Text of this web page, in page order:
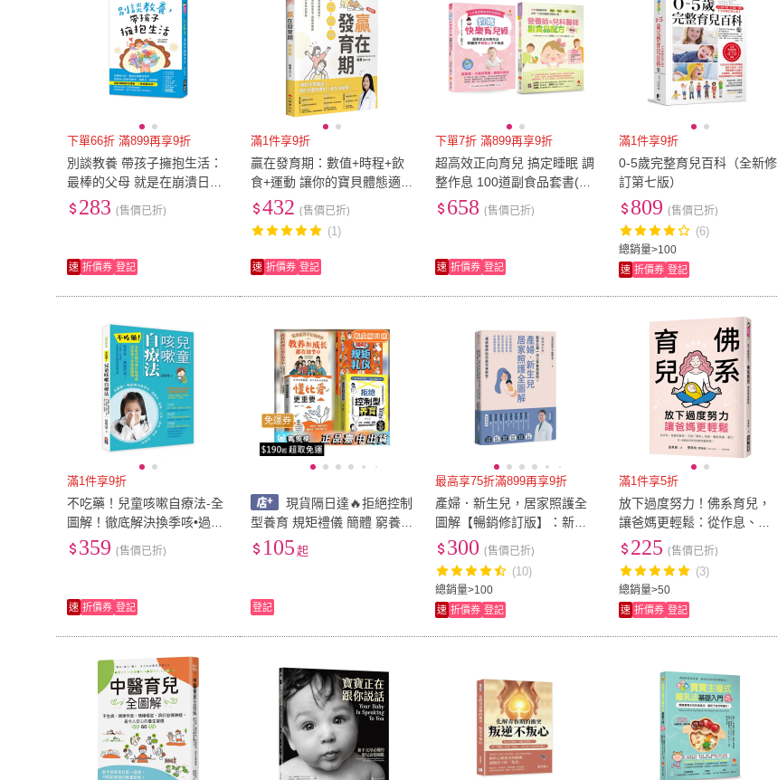
下單66折 滿899再享9折
別談教養 帶孩子擁抱生活：
最棒的父母 就是在崩潰日常
中找到自己的育兒節奏 跟孩
子一起飛翔
283 (售價已折)
速 折價券 登記
滿1件享9折
贏在發育期：數值+時程+飲
食+運動 讓你的寶貝體態適
中 長到遺傳的最高值 讓楊晨
醫師為孩子的
432 (售價已折)
(1)
速 折價券 登記
下單7折 滿899再享9折
超高效正向育兒 搞定睡眠 調
整作息 100道副食品套書(共
2本)：鈞媽快樂育兒經+醫師
副食品配方
658 (售價已折)
速 折價券 登記
滿1件享9折
0-5歲完整育兒百科（全新修
訂第七版）
總銷量>100
809 (售價已折)
(6)
速 折價券 登記
滿1件享9折
不吃藥！兒童咳嗽自療法-全
圖解！徹底解決換季咳•過敏
咳•氣喘•久咳•夜咳•哮吼•感
359 (售價已折)
速 折價券 登記
免運券
現貨隔日達🔥拒絕控制
型養育 規矩禮儀 簡體 窮養
富養不如有教養漫畫 孩子越
夸越聰明 糾正孩子惰性 孩子
105 起
登記
最高享75折滿899再享9折
產婦．新生兒，居家照護全
圖解【暢銷修訂版】：新手
父母一次上手育兒百科！
總銷量>100
300 (售價已折)
(10)
速 折價券 登記
滿1件享5折
放下過度努力！佛系育兒，
讓爸媽更輕鬆：從作息、遊
戲到教育，不被「標準」束
總銷量>50
225 (售價已折)
(3)
速 折價券 登記